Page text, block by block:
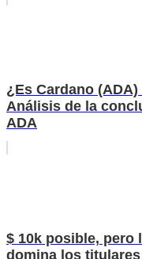
¿Es Cardano
Análisis de la
ADA
$ 10k posible, pero
domina los titulares